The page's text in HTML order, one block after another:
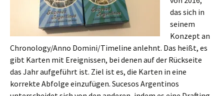
das sich in
seinem
Konzept an
Chronology/Anno Domini/Timeline anlehnt. Das heißt, es
gibt Karten mit Ereignissen, bei denen auf der Rückseite
das Jahr aufgeführt ist. Ziel ist es, die Karten in eine
korrekte Abfolge einzufügen. Sucesos Argentinos